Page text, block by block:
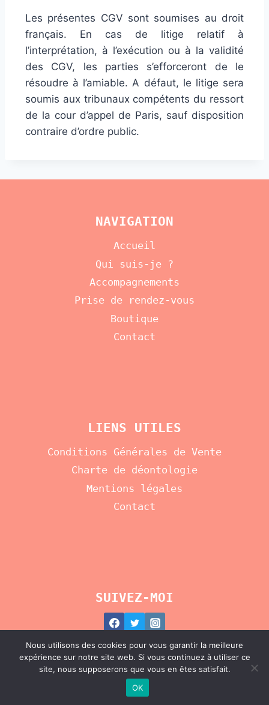
Les présentes CGV sont soumises au droit
français. En cas de litige relatif à
l’interprétation, à l’exécution ou à la validité
des CGV, les parties s’efforceront de le
résoudre à l’amiable. A défaut, le litige sera
soumis aux tribunaux compétents du ressort
de la cour d’appel de Paris, sauf disposition
contraire d’ordre public.
NAVIGATION
Accueil
Qui suis-je ?
Accompagnements
Prise de rendez-vous
Boutique
Contact
LIENS UTILES
Conditions Générales de Vente
Charte de déontologie
Mentions légales
Contact
SUIVEZ-MOI
© 2026 Au Clair de l'Être
Nous utilisons des cookies pour vous garantir la meilleure
expérience sur notre site web. Si vous continuez à utiliser ce
site, nous supposerons que vous en êtes satisfait.
OK